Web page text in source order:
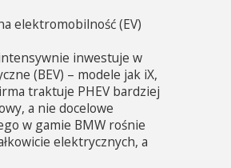
elektromobilność (EV)
inwestuje w
(BEV) – modele jak iX,
traktuje PHEV bardziej
a nie docelowe
w gamie BMW rośnie
elektrycznych, a